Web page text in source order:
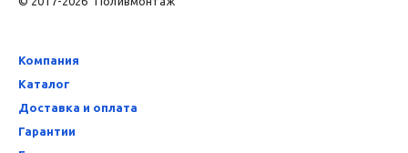
Компания
Каталог
Доставка и оплата
Гарантии